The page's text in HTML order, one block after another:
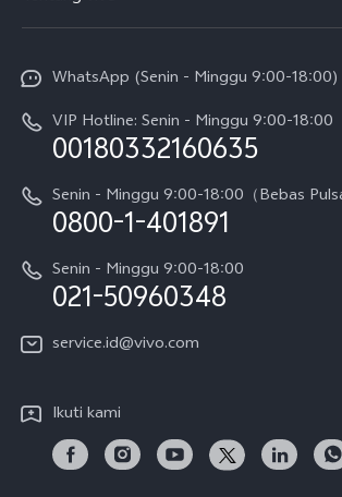
T5 Pro
V70
V70 FE
Y05
X300 Pro
Gerai Terdekat
Service Center
Funtouch OS
Pembaruan Sistem
Harga Spare Part
Otentikasi IMEI
Kebijakan Garansi vivo
Layanan Perbaikan Antar Jemput
Unduh LUT untuk Memulihkan Log
Sejarah
Berita
Pemberitahuan Hukum
Tentang Kami
Pusat Privasi vivo
WhatsApp (Senin - Minggu 9:00-18:00)
VIP Hotline: Senin - Minggu 9:00-18:00
00180332160635
Senin - Minggu 9:00-18:00（Bebas
0800-1-401891
Senin - Minggu 9:00-18:00
021-50960348
service.id@vivo.com
Ikuti kami